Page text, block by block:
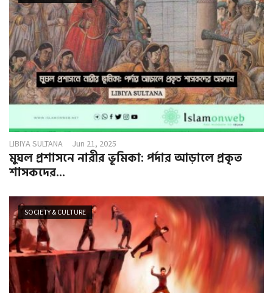
LIBIYA SULTANA Jun 21, 2025
মুঘল প্রশাসনে নারীর ভূমিকা: পর্দার আড়ালে প্রকৃত
শাসকদের...
SOCIETY & CULTURE